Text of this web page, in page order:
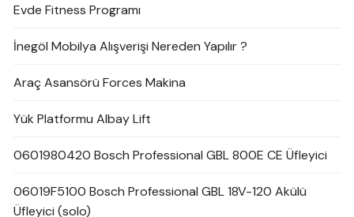
Evde Fitness Programı
İnegöl Mobilya Alışverişi Nereden Yapılır ?
Araç Asansörü Forces Makina
Yük Platformu Albay Lift
0601980420 Bosch Professional GBL 800E CE Üfleyici
06019F5100 Bosch Professional GBL 18V-120 Akülü
Üfleyici (solo)